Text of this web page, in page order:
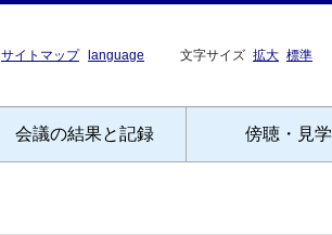
サイトマップ language 文字サイズ 拡大 標準
会議の結果と記録 傍聴・見学